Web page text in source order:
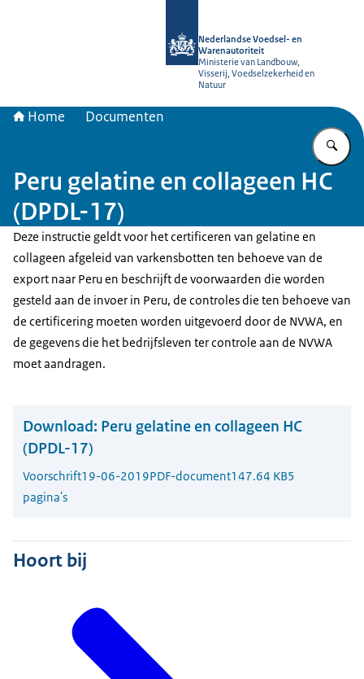
Nederlandse Voedsel- en
Warenautoriteit
Ministerie van Landbouw,
Visserij, Voedselzekerheid en
Natuur
Home Documenten
Peru gelatine en collageen HC
(DPDL-17)
Deze instructie geldt voor het certificeren van gelatine en
collageen afgeleid van varkensbotten ten behoeve van de
export naar Peru en beschrijft de voorwaarden die worden
gesteld aan de invoer in Peru, de controles die ten behoeve van
de certificering moeten worden uitgevoerd door de NVWA, en
de gegevens die het bedrijfsleven ter controle aan de NVWA
moet aandragen.
Download: Peru gelatine en collageen HC
(DPDL-17)
Voorschrift19-06-2019PDF-document147.64 KB5
pagina's
Hoort bij